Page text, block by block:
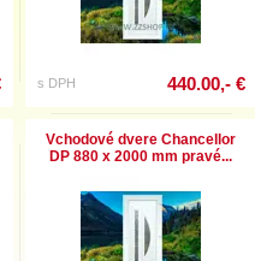
s DPH 440.00,- €
Vchodové dvere Chancellor
DP 880 x 2000 mm pravé...